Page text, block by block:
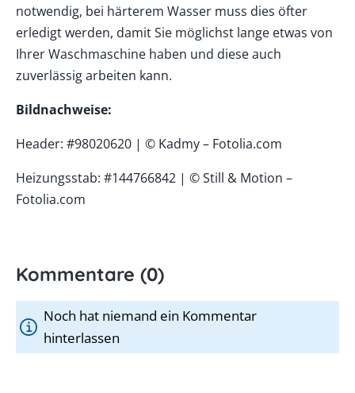
notwendig, bei härterem Wasser muss dies öfter
erledigt werden, damit Sie möglichst lange etwas von
Ihrer Waschmaschine haben und diese auch
zuverlässig arbeiten kann.
Bildnachweise:
Header: #98020620 | © Kadmy – Fotolia.com
Heizungsstab: #144766842 | © Still & Motion –
Fotolia.com
Kommentare (0)
Noch hat niemand ein Kommentar
hinterlassen